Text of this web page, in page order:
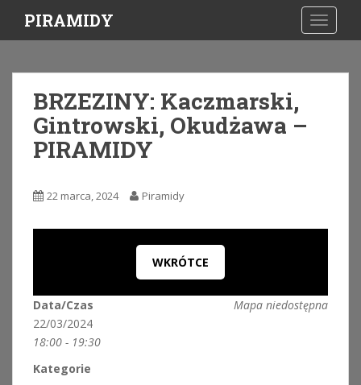
i
PIRAMIDY
BRZEZINY: Kaczmarski,
Gintrowski, Okudżawa –
PIRAMIDY
22 marca, 2024 Piramidy
WKRÓTCE
Mapa niedostępna
Data/Czas
22/03/2024
18:00 - 19:30
Kategorie